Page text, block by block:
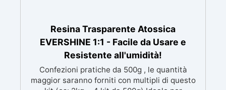
Resina Trasparente Atossica
EVERSHINE 1:1 - Facile da Usare e
Resistente all'umidità!
Confezioni pratiche da 500g , le quantità
maggior saranno forniti con multipli di questo